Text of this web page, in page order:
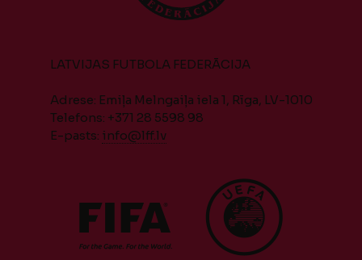
LATVIJAS FUTBOLA FEDERĀCIJA
Adrese: Emiļa Melngaiļa iela 1, Rīga, LV-1010
Telefons: +371 28 5598 98
E-pasts: info@lff.lv